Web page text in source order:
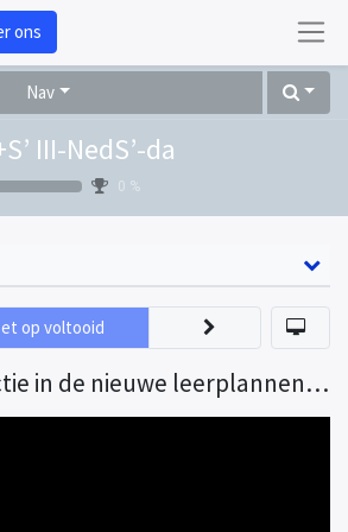
ons
Nav
III-NedS’-da
0 %
nieuwe leerplannen van de derde graad
op voltooid